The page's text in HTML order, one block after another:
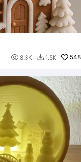
 8.3K  1.5K 548